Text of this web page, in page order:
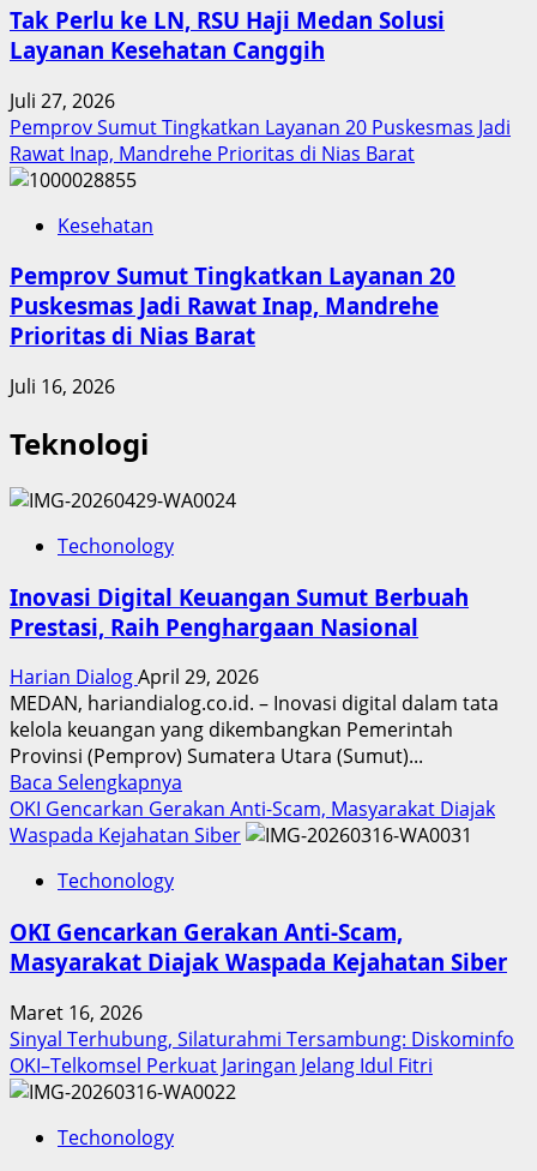
Tak Perlu ke LN, RSU Haji Medan Solusi
Layanan Kesehatan Canggih
Juli 27, 2026
Pemprov Sumut Tingkatkan Layanan 20 Puskesmas Jadi
Rawat Inap, Mandrehe Prioritas di Nias Barat
Kesehatan
Pemprov Sumut Tingkatkan Layanan 20
Puskesmas Jadi Rawat Inap, Mandrehe
Prioritas di Nias Barat
Juli 16, 2026
Teknologi
Techonology
Inovasi Digital Keuangan Sumut Berbuah
Prestasi, Raih Penghargaan Nasional
Harian DialogApril 29, 2026
MEDAN, hariandialog.co.id. – Inovasi digital dalam tata
kelola keuangan yang dikembangkan Pemerintah
Provinsi (Pemprov) Sumatera Utara (Sumut)...
Baca Selengkapnya
more
about
Sumut
Berbuah
Penghargaan
Nasional
OKI Gencarkan Gerakan Anti-Scam, Masyarakat Diajak
Waspada Kejahatan Siber
Techonology
OKI Gencarkan Gerakan Anti-Scam,
Masyarakat Diajak Waspada Kejahatan Siber
Maret 16, 2026
Sinyal Terhubung, Silaturahmi Tersambung: Diskominfo
OKI–Telkomsel Perkuat Jaringan Jelang Idul Fitri
Techonology